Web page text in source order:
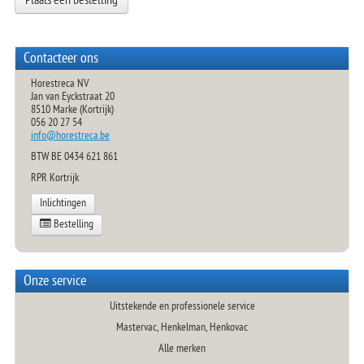
TRAYSEALER
MENUSCHALEN
TOEBEHOREN
Contacteer ons
Horestreca NV
Jan van Eyckstraat 20
8510 Marke (Kortrijk)
056 20 27 54
info@horestreca.be
BTW BE 0434 621 861
RPR Kortrijk
Inlichtingen
Bestelling
Onze service
Uitstekende en professionele service
Mastervac, Henkelman, Henkovac
Alle merken